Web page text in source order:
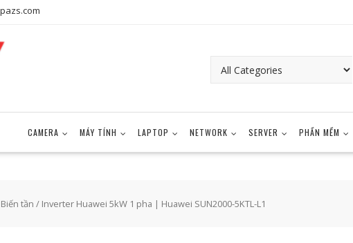
CAMERA MÁY TÍNH LAPTOP NETWORK SERVER PHẦN MỀM
Biến tần / Inverter Huawei 5kW 1 pha | Huawei SUN2000-5KTL-L1